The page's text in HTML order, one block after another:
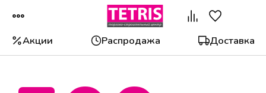
Акции Распродажа Доставка